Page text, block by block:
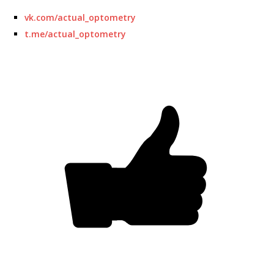
vk.com/actual_optometry
t.me/actual_optometry